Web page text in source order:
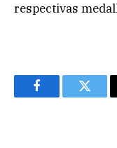
respectivas
Facebook